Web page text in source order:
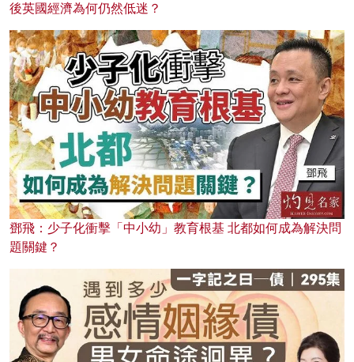
後英國經濟為何仍然低迷？
鄧飛：少子化衝擊「中小幼」教育根基 北都如何成為解決問
題關鍵？